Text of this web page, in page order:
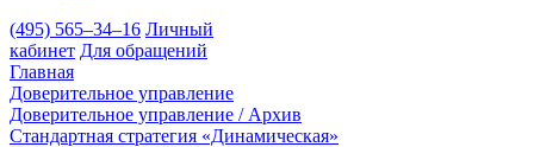
(495) 565–34–16 Личный
кабинет Для обращений
Главная
Доверительное управление
Доверительное управление / Архив
Стандартная стратегия «Динамическая»